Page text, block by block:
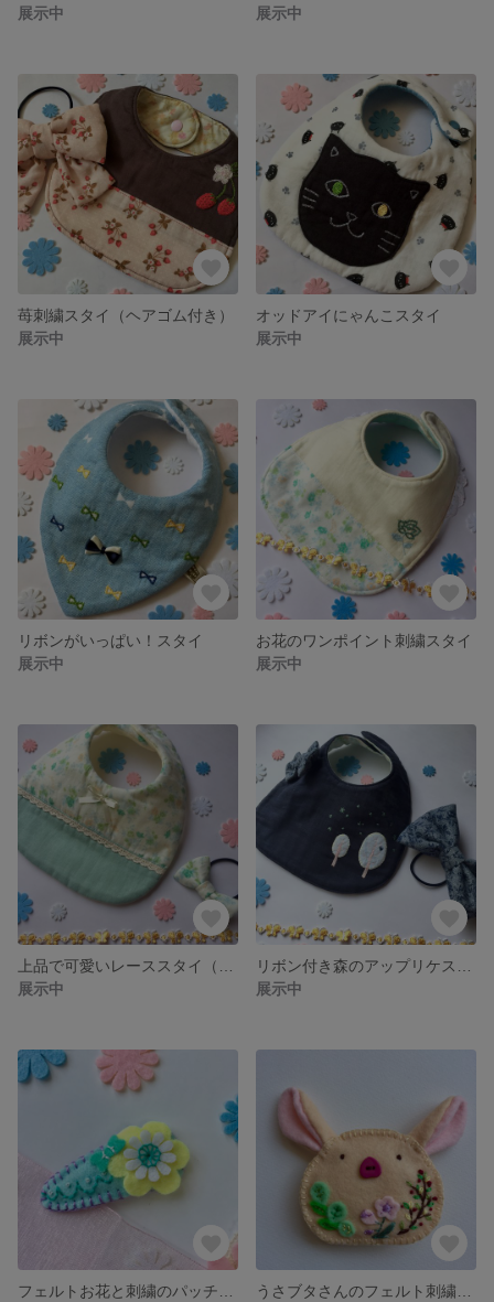
展示中
展示中
苺刺繍スタイ（ヘアゴム付き）
展示中
オッドアイにゃんこスタイ
展示中
リボンがいっぱい！スタイ
展示中
お花のワンポイント刺繍スタイ
展示中
展示中
展示中